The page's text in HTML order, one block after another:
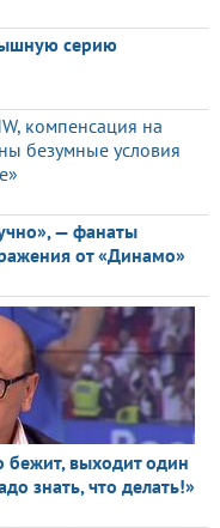
серию
компенсация на
безумные условия
— фанаты
от «Динамо»
выходит один
знать, что делать!»